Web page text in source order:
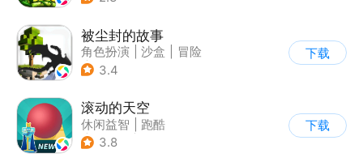
被尘封的故事
角色扮演 沙盒
冒险
| 开放世界
3.4
下载
滚动的天空
休闲益智
跑酷
| 女性向
3.8
下载